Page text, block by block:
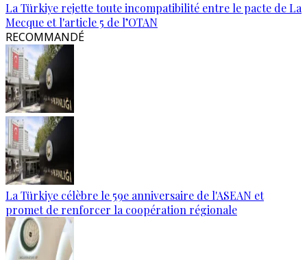
La Türkiye rejette toute incompatibilité entre le pacte de La
Mecque et l'article 5 de l’OTAN
RECOMMANDÉ
La Türkiye célèbre le 59e anniversaire de l'ASEAN et
promet de renforcer la coopération régionale